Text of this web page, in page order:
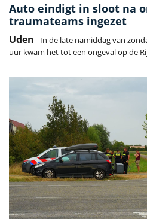
Auto eindigt in sloot na
traumateams ingezet
Uden - In de late namiddag van
uur kwam het tot een ongeval op de